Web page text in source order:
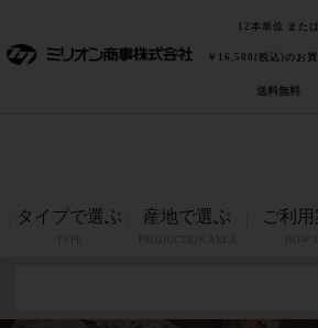
「東京ウイスキー&スピリッツコ
2026(洋酒部門)」グレンファークラス17年
12本単位 または
￥16,500(税込)のお
送料無料
タイプで選ぶ 産地で選ぶ ご利